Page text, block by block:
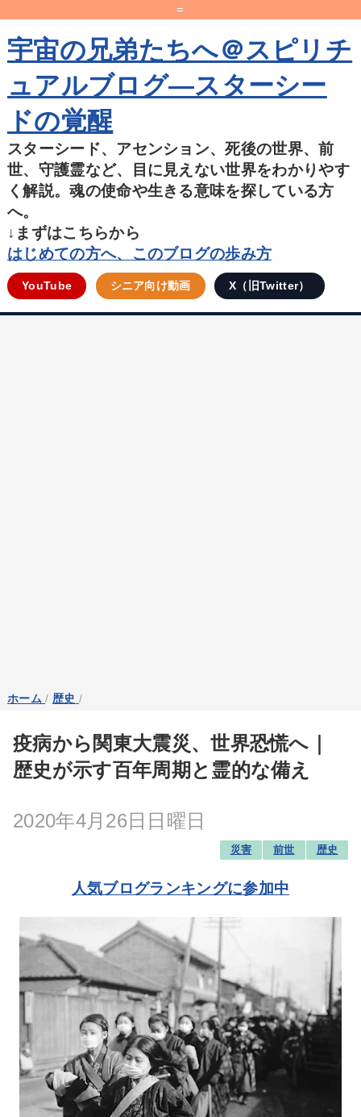
=
宇宙の兄弟たちへ＠スピリチ
ュアルブログ―スターシー
ドの覚醒
スターシード、アセンション、死後の世界、前
世、守護霊など、目に見えない世界をわかりやす
く解説。魂の使命や生きる意味を探している方
へ。
↓まずはこちらから
はじめての方へ、このブログの歩み方
YouTube シニア向け動画 X（旧Twitter）
ホーム / 歴史 /
疫病から関東大震災、世界恐慌へ｜
歴史が示す百年周期と霊的な備え
2020年4月26日日曜日
災害 前世 歴史
人気ブログランキングに参加中